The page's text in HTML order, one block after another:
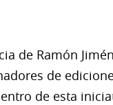
de Ramón
de
de esta